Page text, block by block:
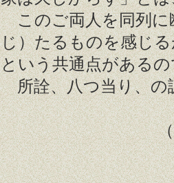
このご両人を同列に
じ）たるものを感じ
という共通点がある
所詮、八つ当り、の